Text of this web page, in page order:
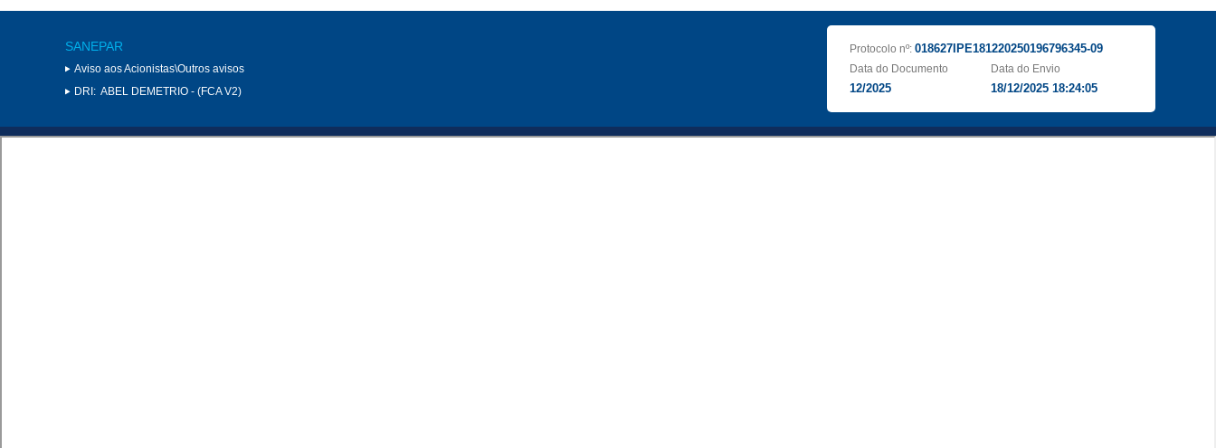
SANEPAR
Aviso aos Acionistas\Outros avisos
DRI: ABEL DEMETRIO - (FCA V2)
Protocolo nº: 018627IPE181220250196796345-09
Data do Documento
12/2025
Data do Envio
18/12/2025 18:24:05